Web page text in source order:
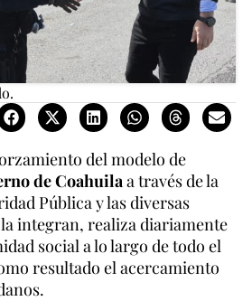
del modelo de
de Coahuila a través de la
Pública y las diversas
integran, realiza diariamente
social a lo largo de todo el
resultado el acercamiento